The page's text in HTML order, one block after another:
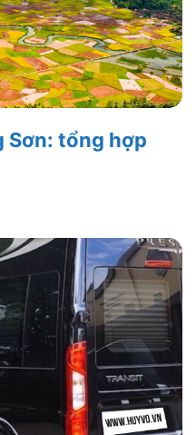
Sơn: tổng hợp